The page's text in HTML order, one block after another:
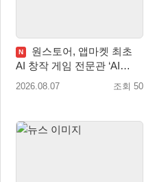
N
원스토어, 앱마켓 최초
AI 창작 게임 전문관 ‘AI
Games’ 오픈
2026.08.07 조회 50